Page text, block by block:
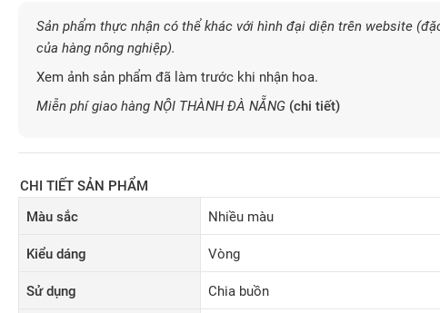
Sản phẩm thực nhận có thể khác với hình đại diện trên website
của hàng nông nghiệp).
Xem ảnh sản phẩm đã làm trước khi nhận hoa.
Miễn phí giao hàng NỘI THÀNH ĐÀ NẴNG (chi tiết)
CHI TIẾT SẢN PHẨM
Màu sắc
Nhiều màu
Kiểu dáng Vòng
Sử dụng Chia buồn